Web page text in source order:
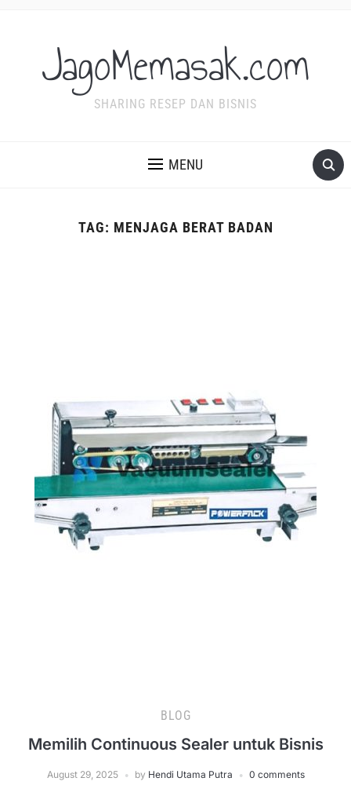
JagoMemasak.com
SHARING RESEP DAN BISNIS
MENU
TAG: MENJAGA BERAT BADAN
BLOG
Memilih Continuous Sealer untuk Bisnis
August 29, 2025 by Hendi Utama Putra 0 comments